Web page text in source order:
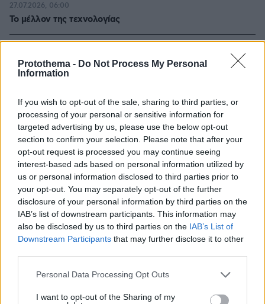
Protothema - Do Not Process My Personal
Information
If you wish to opt-out of the sale, sharing to third parties, or
processing of your personal or sensitive information for
targeted advertising by us, please use the below opt-out
section to confirm your selection. Please note that after your
opt-out request is processed you may continue seeing
interest-based ads based on personal information utilized by
us or personal information disclosed to third parties prior to
your opt-out. You may separately opt-out of the further
disclosure of your personal information by third parties on the
IAB’s list of downstream participants. This information may
also be disclosed by us to third parties on the IAB’s List of
Downstream Participants that may further disclose it to other
Please note that this website/app uses one or more Google
not limited to your visit or usage behaviour. You may click to
Personal Data Processing Opt Outs
I want to opt-out of the Sharing of my
Το μέλλον της τεχνολογίας
27.07.2026, 06:00
Η Smart φοιτητική κατοικία στην καρδιά της Αθήνας
Επαγγελματική Εκπαίδευση & Εξειδίκευση: Το Mοντέλο που
σε Bάζει στην Aγορά Eργασίας
ΣΧΟΛΙΑ(2)
ΠΡΟΣΘΗΚΗ ΣΧΟΛΙΟΥ
@
02.03.2021, 20:28
Μακάρι να ήταν μόνο η ακατανόμαστη!! Όλη η
ΠΑΡΑΚΜΗ είναι σε μετωπική επίθεση με την Λογική
και την Ηθική, με την εν γένει δυτική παράδοση
ΑΠΑΝΤΗΣΗ